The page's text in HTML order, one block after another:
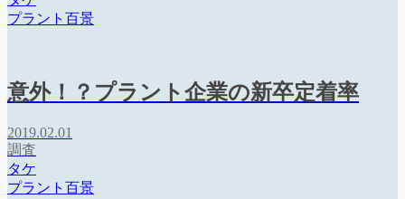
プラント百景
意外！？プラント企業の新卒定着率
2019.02.01
調査
タケ
プラント百景